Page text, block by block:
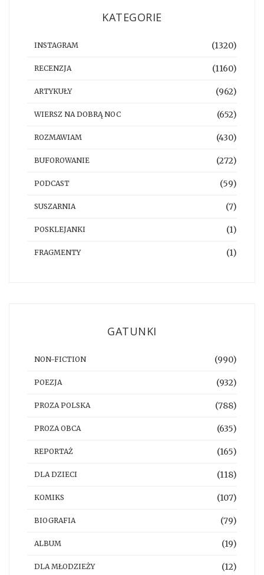
KATEGORIE
INSTAGRAM (1320)
RECENZJA (1160)
ARTYKUŁY (962)
WIERSZ NA DOBRĄ NOC (652)
ROZMAWIAM (430)
BUFOROWANIE (272)
PODCAST (59)
SUSZARNIA (7)
POSKLEJANKI (1)
FRAGMENTY (1)
GATUNKI
NON-FICTION (990)
POEZJA (932)
PROZA POLSKA (788)
PROZA OBCA (635)
REPORTAŻ (165)
DLA DZIECI (118)
KOMIKS (107)
BIOGRAFIA (79)
ALBUM (19)
DLA MŁODZIEŻY (12)